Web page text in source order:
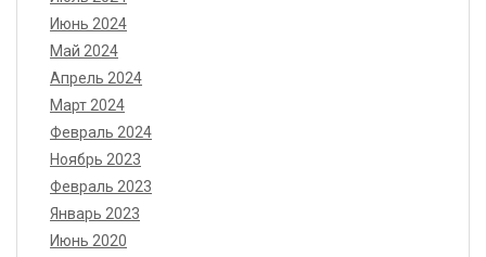
Июнь 2024
Май 2024
Апрель 2024
Март 2024
Февраль 2024
Ноябрь 2023
Февраль 2023
Январь 2023
Июнь 2020